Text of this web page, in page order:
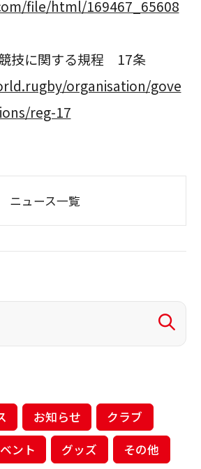
file/html/169467_65608
技に関する規程 17条
organisation/gove
reg-17
ニュース一覧
お知らせ
クラブ
ント グッズ その他